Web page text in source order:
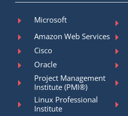
Microsoft
Amazon Web Services
Cisco
Oracle
Project Management
Institute (PMI®)
Linux Professional
Institute